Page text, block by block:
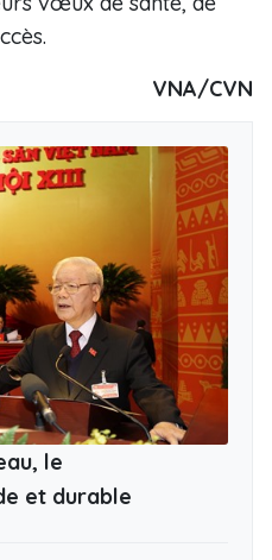
VNA/CVN
le
et durable